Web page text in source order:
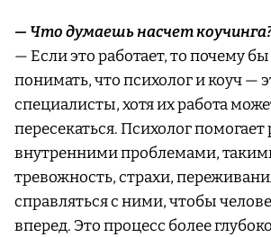
— Что думаешь насчет
— Если это работает, то почему
понимать, что психолог и коуч —
специалисты, хотя их работа
пересекаться. Психолог помогает
внутренними проблемами,
тревожность, страхи,
справляться с ними, чтобы
вперед. Это процесс более